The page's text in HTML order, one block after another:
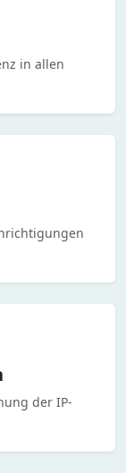
in allen
der IP-